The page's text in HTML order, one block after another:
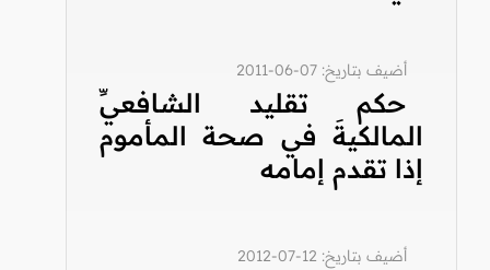
أضيف بتاريخ: 07-06-2011
حكم تقليد الشافعيِّ
المالكيةَ في صحة المأموم
إذا تقدم إمامه
أضيف بتاريخ: 12-07-2012